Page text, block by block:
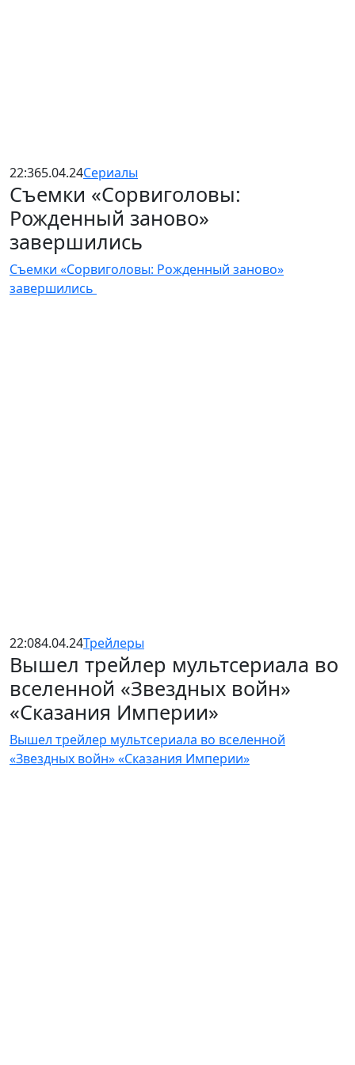
22:365.04.24Сериалы
Съемки «Сорвиголовы:
Рожденный заново»
завершились
Съемки «Сорвиголовы: Рожденный заново»
завершились
22:084.04.24Трейлеры
Вышел трейлер мультсериала во
вселенной «Звездных войн»
«Сказания Империи»
Вышел трейлер мультсериала во вселенной
«Звездных войн» «Сказания Империи»